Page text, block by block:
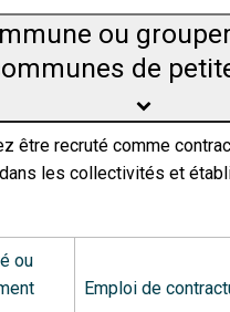
ou
de
être recruté comme
les collectivités et
ou
Emploi de